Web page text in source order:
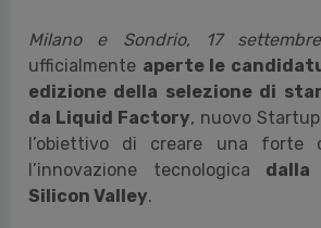
Milano e Sondrio, 17
ufficialmente aperte le
edizione della selezione di
da Liquid Factory, nuovo
l’obiettivo di creare una forte
l’innovazione tecnologica dalla
Silicon Valley.